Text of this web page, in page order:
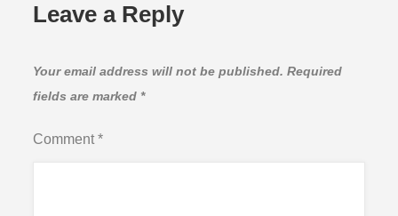
Leave a Reply
Your email address will not be published. Required
fields are marked *
Comment*